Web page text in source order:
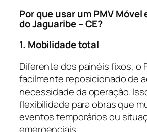
Por que usar um PMV Móvel
do Jaguaribe – CE?
1. Mobilidade total
Diferente dos painéis fixos, o
facilmente reposicionado de
necessidade da operação.
flexibilidade para obras que
eventos temporários ou